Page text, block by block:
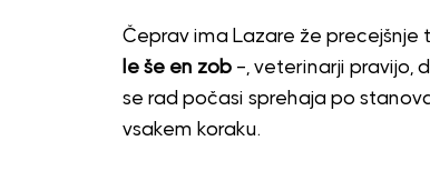
Čeprav ima Lazare že precejšnje
le še en zob–, veterinarji pravijo,
se rad počasi sprehaja po
vsakem koraku.